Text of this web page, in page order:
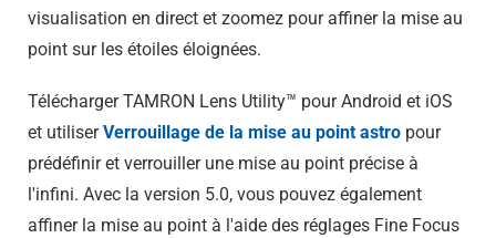
visualisation en direct et zoomez pour affiner la mise au
point sur les étoiles éloignées.
Télécharger TAMRON Lens Utility™ pour Android et iOS
et utiliserVerrouillage de la mise au point astro pour
prédéfinir et verrouiller une mise au point précise à
l'infini. Avec la version 5.0, vous pouvez également
affiner la mise au point à l'aide des réglages Fine Focus